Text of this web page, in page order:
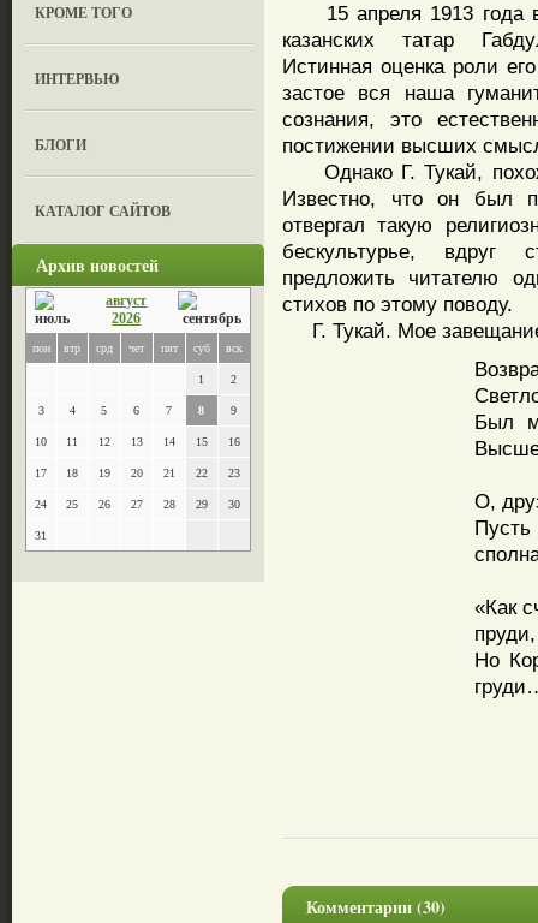
КРОМЕ ТОГО
ИНТЕРВЬЮ
БЛОГИ
КАТАЛОГ САЙТОВ
Архив новостей
август
2026
пон втр срд чет пят суб вск
1 2
3 4 5 6 7 8 9
10 11 12 13 14 15 16
17 18 19 20 21 22 23
24 25 26 27 28 29 30
31
15 апреля 1913 года
казанских татар
Истинная оценка роли
застое вся наша
сознания, это
постижении высших
Однако Г. Тукай,
Известно, что он был
отвергал такую
бескультурье, вдруг
предложить читателю
стихов по этому поводу.
Г. Тукай. Мое
Был
О,
«Как
пруди,
Но
Комментарии (30)